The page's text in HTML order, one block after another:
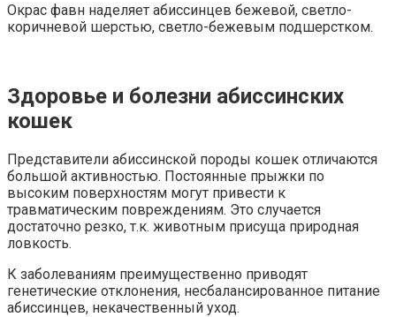
Окрас фавн наделяет абиссинцев бежевой, светло-
коричневой шерстью, светло-бежевым подшерстком.
Здоровье и болезни абиссинских
кошек
Представители абиссинской породы кошек отличаются
большой активностью. Постоянные прыжки по
высоким поверхностям могут привести к
травматическим повреждениям. Это случается
достаточно резко, т.к. животным присуща природная
ловкость.
К заболеваниям преимущественно приводят
генетические отклонения, несбалансированное питание
абиссинцев, некачественный уход.